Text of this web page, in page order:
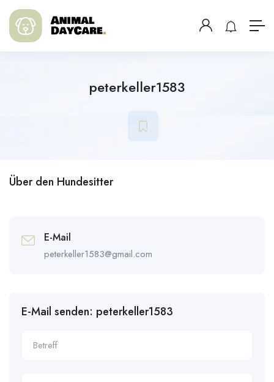
peterkeller1583
Über den Hundesitter
E-Mail
peterkeller1583@gmail.com
E-Mail senden: peterkeller1583